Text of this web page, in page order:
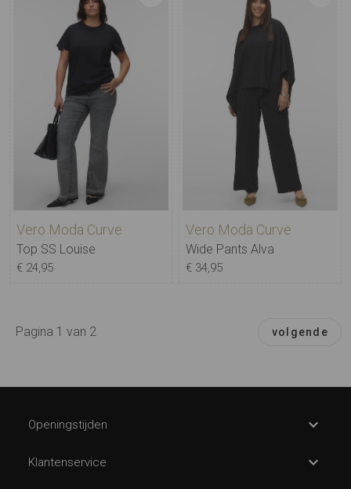
Vero Moda Curve
Top SS Louise
€ 24,95
Vero Moda Curve
Wide Pants Alva
€ 34,95
Pagina 1 van 2 volgende
Openingstijden
Klantenservice